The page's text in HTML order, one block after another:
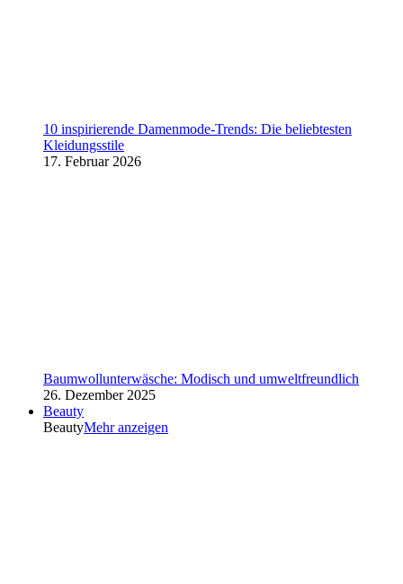
10 inspirierende Damenmode-Trends: Die beliebtesten
Kleidungsstile
17. Februar 2026
Baumwollunterwäsche: Modisch und umweltfreundlich
26. Dezember 2025
Beauty
BeautyMehr anzeigen